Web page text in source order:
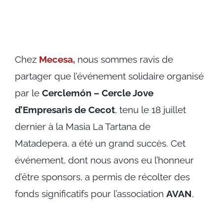
ChezMecesa,nous sommes ravis de
partager que l’événement solidaire organisé
par le Cerclemón – Cercle Jove
d’Empresaris de Cecot, tenu le 18 juillet
dernier à la Masia La Tartana de
Matadepera, a été un grand succès. Cet
événement, dont nous avons eu l’honneur
d’être sponsors, a permis de récolter des
fonds significatifs pour l’association AVAN,